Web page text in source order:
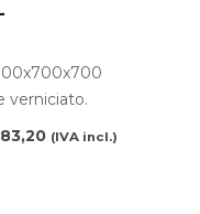
verniciato.
(IVA incl.)